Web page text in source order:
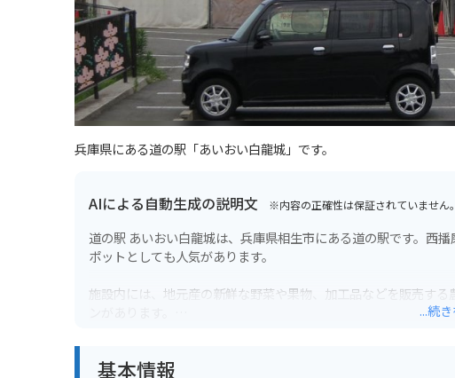
兵庫県にある道の駅「あいおい白龍城」です。
AIによる自動生成の説明文 ※内容の正確性は保証されていません。
道の駅 あいおい白龍城は、兵庫県相生市にある道の駅です。西
ポットとしても人気があります。
施設内には、地元産の新鮮な野菜や果物、加工品などを販売す
います。
...続
基本情報